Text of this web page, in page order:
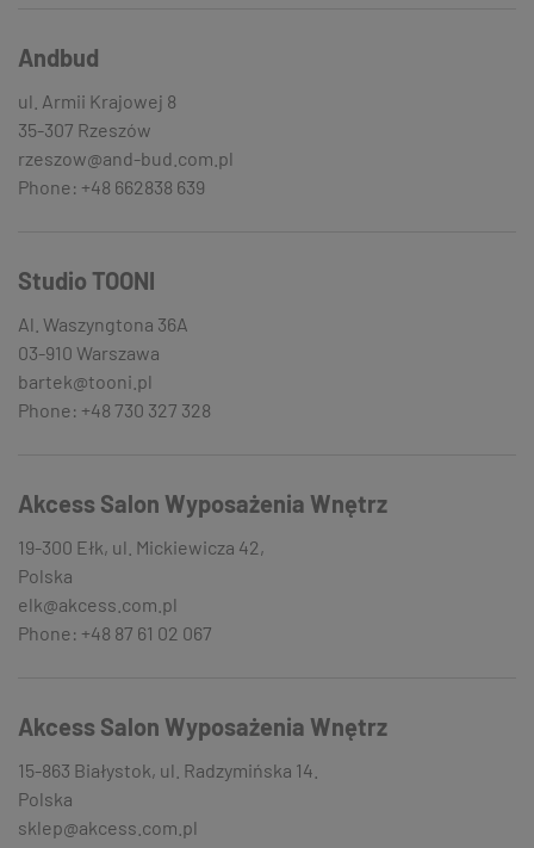
Andbud
ul. Armii Krajowej 8
35-307 Rzeszów
rzeszow@and-bud.com.pl
Phone: +48 662838 639
Studio TOONI
Al. Waszyngtona 36A
03-910 Warszawa
bartek@tooni.pl
Phone: +48 730 327 328
Akcess Salon Wyposażenia Wnętrz
19-300 Ełk, ul. Mickiewicza 42,
Polska
elk@akcess.com.pl
Phone: +48 87 61 02 067
Akcess Salon Wyposażenia Wnętrz
15-863 Białystok, ul. Radzymińska 14.
Polska
sklep@akcess.com.pl